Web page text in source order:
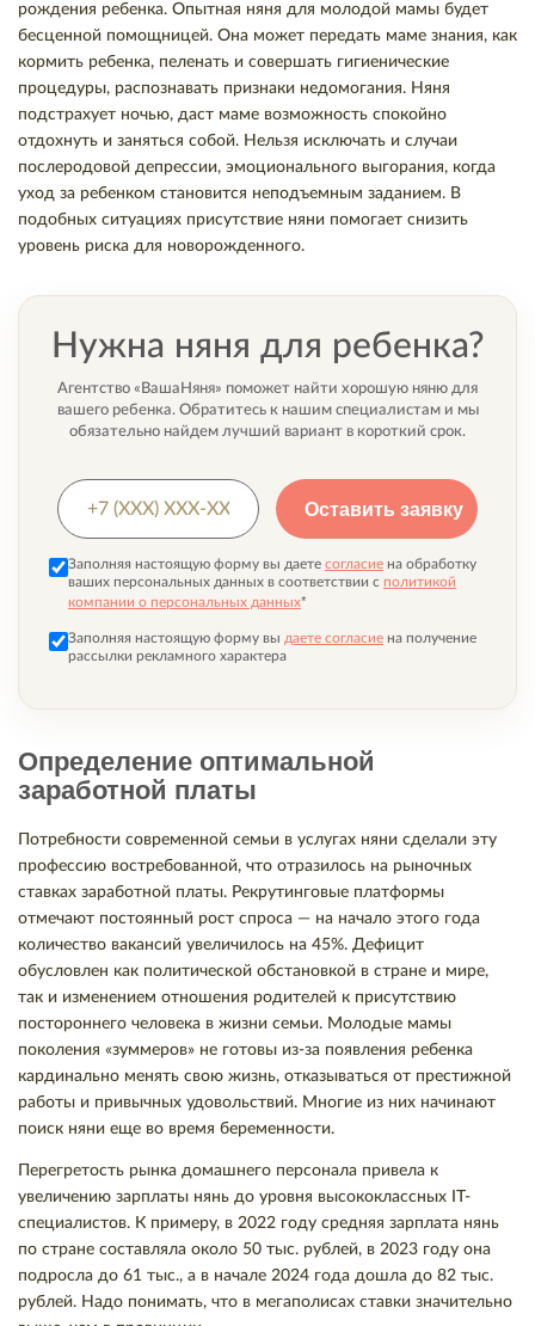
рождения ребенка. Опытная няня для молодой мамы будет
бесценной помощницей. Она может передать маме знания, как
кормить ребенка, пеленать и совершать гигиенические
процедуры, распознавать признаки недомогания. Няня
подстрахует ночью, даст маме возможность спокойно
отдохнуть и заняться собой. Нельзя исключать и случаи
послеродовой депрессии, эмоционального выгорания, когда
уход за ребенком становится неподъемным заданием. В
подобных ситуациях присутствие няни помогает снизить
уровень риска для новорожденного.
Нужна няня для ребенка?
Агентство «ВашаНяня» поможет найти хорошую няню для
вашего ребенка. Обратитесь к нашим специалистам и мы
обязательно найдем лучший вариант в короткий срок.
Заполняя настоящую форму вы даете согласие на обработку
ваших персональных данных в соответствии с политикой
компании о персональных данных*
Заполняя настоящую форму вы даете согласие на получение
рассылки рекламного характера
Определение оптимальной
заработной платы
Потребности современной семьи в услугах няни сделали эту
профессию востребованной, что отразилось на рыночных
ставках заработной платы. Рекрутинговые платформы
отмечают постоянный рост спроса — на начало этого года
количество вакансий увеличилось на 45%. Дефицит
обусловлен как политической обстановкой в стране и мире,
так и изменением отношения родителей к присутствию
постороннего человека в жизни семьи. Молодые мамы
поколения «зуммеров» не готовы из-за появления ребенка
кардинально менять свою жизнь, отказываться от престижной
работы и привычных удовольствий. Многие из них начинают
поиск няни еще во время беременности.
Перегретость рынка домашнего персонала привела к
увеличению зарплаты нянь до уровня высококлассных IT-
специалистов. К примеру, в 2022 году средняя зарплата нянь
по стране составляла около 50 тыс. рублей, в 2023 году она
подросла до 61 тыс., а в начале 2024 года дошла до 82 тыс.
рублей. Надо понимать, что в мегаполисах ставки значительно